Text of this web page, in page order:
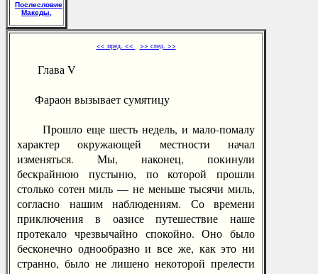
Послесловие
Македы,
<< пред. << >> след. >>
Глава V
Фараон вызывает сумятицу
Прошло еще шесть недель, и мало-помалу
характер окружающей местности начал
изменяться. Мы, наконец, покинули
бескрайнюю пустыню, по которой прошли
столько сотен миль — не меньше тысячи миль,
согласно нашим наблюдениям. Со времени
приключения в оазисе путешествие наше
протекало чрезвычайно спокойно. Оно было
бесконечно однообразно и все же, как это ни
странно, было не лишено некоторой прелести